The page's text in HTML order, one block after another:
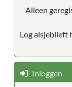
Alleen
Log alsjeblieft
Inloggen